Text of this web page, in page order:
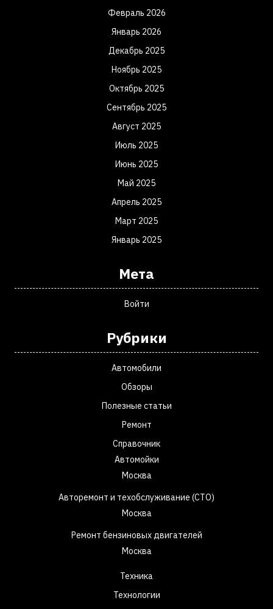
Февраль 2026
Январь 2026
Декабрь 2025
Ноябрь 2025
Октябрь 2025
Сентябрь 2025
Август 2025
Июль 2025
Июнь 2025
Май 2025
Апрель 2025
Март 2025
Январь 2025
Мета
Войти
Рубрики
Автомобили
Обзоры
Полезные статьи
Ремонт
Справочник
Автомойки
Москва
Авторемонт и техобслуживание (СТО)
Москва
Ремонт бензиновых двигателей
Москва
Техника
Технологии